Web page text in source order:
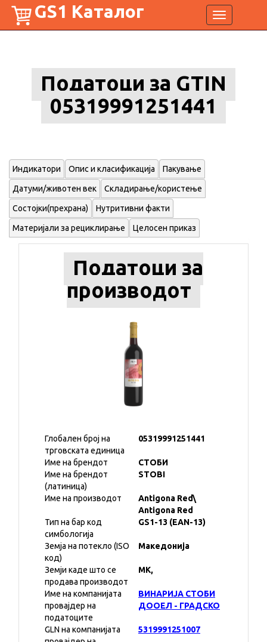
Toggle
navigation
GS1 Каталог
Податоци за GTIN
05319991251441
Индикатори Опис и класификација Пакување
Датуми/животен век Складирање/користење
Состојки(прехрана) Нутритивни факти
Материјали за рециклирање Целосен приказ
Податоци за
производот
Глобален број на
трговската единица
05319991251441
Име на брендот
СТОБИ
Име на брендот
(латиница)
STOBI
Име на производот
Antigona Red\
Antigona Red
Тип на бар код
симбологија
GS1-13 (EAN-13)
Земја на потекло (ISO
код)
Македонија
Земји каде што се
продава производот
MK,
Име на компанијата
провајдер на
податоците
ВИНАРИЈА СТОБИ
ДООЕЛ - ГРАДСКО
GLN на компанијата
5319991251007